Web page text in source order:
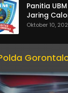
Panitia
Jaring
Oktober 10,